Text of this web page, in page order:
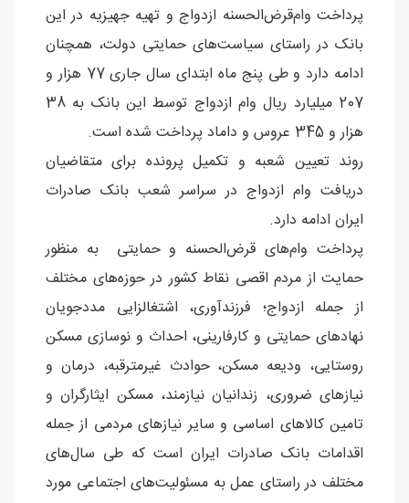
پرداخت وام‌قرض‌الحسنه ازدواج و تهیه جهیزیه در این
بانک در راستای سیاست‌های حمایتی دولت، همچنان
ادامه دارد و طی پنج ماه ابتدای سال جاری 77 هزار و
207 میلیارد ریال وام ازدواج توسط این بانک به 38
هزار و 345 عروس و داماد پرداخت شده است.
روند تعیین شعبه و تکمیل پرونده برای متقاضیان
دریافت وام ازدواج در سراسر شعب بانک صادرات
ایران ادامه دارد.
پرداخت وام‌های قرض‌الحسنه و حمایتی به منظور
حمایت از مردم اقصی نقاط کشور در حوزه‌های مختلف
از جمله ازدواج؛ فرزندآوری، اشتغالزایی مددجویان
نهادهای حمایتی و کارفارینی، احداث و نوسازی مسکن
روستایی، ودیعه مسکن، حوادث غیرمترقبه، درمان و
نیازهای ضروری، زندانیان نیازمند، مسکن ایثارگران و
تامین کالاهای اساسی و سایر نیازهای مردمی از جمله
اقدامات بانک صادرات ایران است که طی سال‌های
مختلف در راستای عمل به مسئولیت‌های اجتماعی مورد